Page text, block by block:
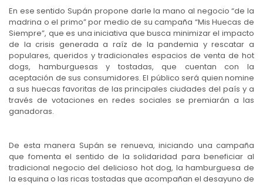
En ese sentido Supán propone darle la mano al negocio “de la
madrina o el primo” por medio de su campaña “Mis Huecas de
Siempre”, que es una iniciativa que busca minimizar el impacto
de la crisis generada a raíz de la pandemia y rescatar a
populares, queridos y tradicionales espacios de venta de hot
dogs, hamburguesas y tostadas, que cuentan con la
aceptación de sus consumidores. El público será quien nomine
a sus huecas favoritas de las principales ciudades del país y a
través de votaciones en redes sociales se premiarán a las
ganadoras.
De esta manera Supán se renueva, iniciando una campaña
que fomenta el sentido de la solidaridad para beneficiar al
tradicional negocio del delicioso hot dog, la hamburguesa de
la esquina o las ricas tostadas que acompañan el desayuno de